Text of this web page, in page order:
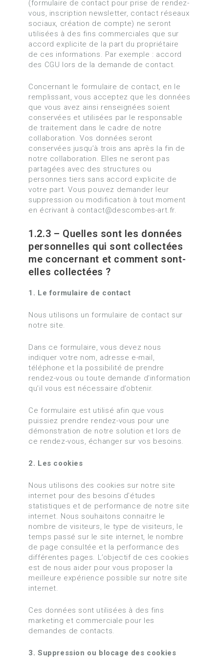
(formulaire de contact pour prise de rendez-
vous, inscription newsletter, contact réseaux
sociaux, création de compte) ne seront
utilisées à des fins commerciales que sur
accord explicite de la part du propriétaire
de ces informations. Par exemple : accord
des CGU lors de la demande de contact.
Concernant le formulaire de contact, en le
remplissant, vous acceptez que les données
que vous avez ainsi renseignées soient
conservées et utilisées par le responsable
de traitement dans le cadre de notre
collaboration. Vos données seront
conservées jusqu’à trois ans après la fin de
notre collaboration. Elles ne seront pas
partagées avec des structures ou
personnes tiers sans accord explicite de
votre part. Vous pouvez demander leur
suppression ou modification à tout moment
en écrivant à contact@descombes-art.fr.
1.2.3 – Quelles sont les données
personnelles qui sont collectées
me concernant et comment sont-
elles collectées ?
1. Le formulaire de contact
Nous utilisons un formulaire de contact sur
notre site.
Dans ce formulaire, vous devez nous
indiquer votre nom, adresse e-mail,
téléphone et la possibilité de prendre
rendez-vous ou toute demande d’information
qu’il vous est nécessaire d’obtenir.
Ce formulaire est utilisé afin que vous
puissiez prendre rendez-vous pour une
démonstration de notre solution et lors de
ce rendez-vous, échanger sur vos besoins.
2. Les cookies
Nous utilisons des cookies sur notre site
internet pour des besoins d’études
statistiques et de performance de notre site
internet. Nous souhaitons connaitre le
nombre de visiteurs, le type de visiteurs, le
temps passé sur le site internet, le nombre
de page consultée et la performance des
différentes pages. L’objectif de ces cookies
est de nous aider pour vous proposer la
meilleure expérience possible sur notre site
internet.
Ces données sont utilisées à des fins
marketing et commerciale pour les
demandes de contacts.
3. Suppression ou blocage des cookies